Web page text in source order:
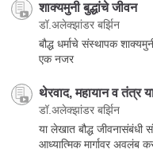
शाक्यमुनी बुद्धांचे जीवन
डॉ.अलेक्झांडर बर्झिन
बौद्ध धर्माचे संस्थापक
एक नजर
थेरवाद, महायान व तंत्र
डॉ.अलेक्झांडर बर्झिन
या लेखात बौद्ध जीवनासंबंधी
आध्यात्मिक मार्गावर अवलंब